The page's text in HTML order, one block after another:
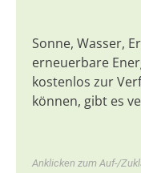
Sonne, Wasser,
erneuerbare
kostenlos zur
können, gibt es
Anklicken zum Auf-/